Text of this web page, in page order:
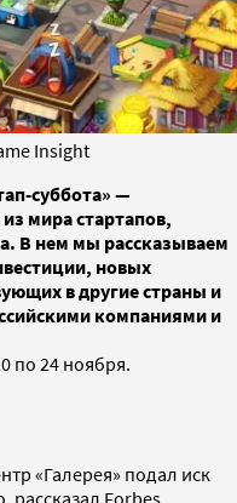
Insight
суббота» —
мира стартапов,
В нем мы рассказываем
новых
в другие страны и
компаниями и
по 24 ноября.
«Галерея» подал иск
рассказал Forbes